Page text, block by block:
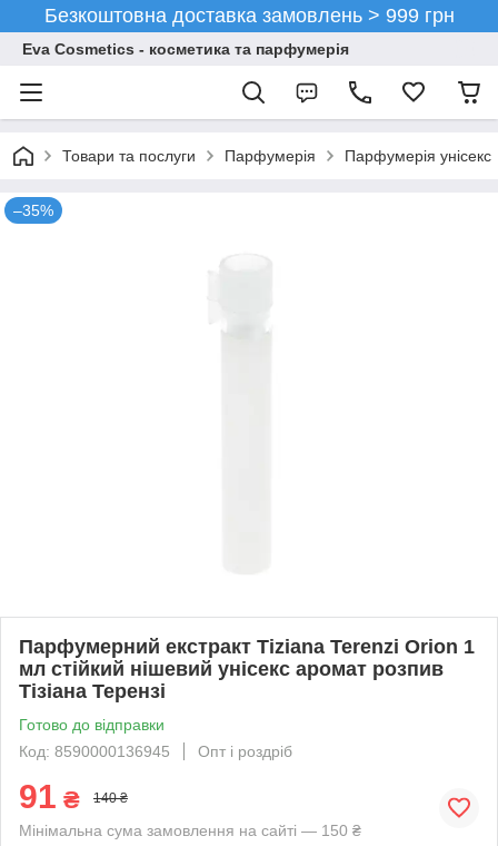
Безкоштовна доставка замовлень > 999 грн
Eva Cosmetics - косметика та парфумерія
Товари та послуги Парфумерія Парфумерія унісекс
–35%
Парфумерний екстракт Tiziana Terenzi Orion 1
мл стійкий нішевий унісекс аромат розпив
Тізіана Терензі
Готово до відправки
Код: 8590000136945
Опт і роздріб
91 ₴ 140 ₴
Мінімальна сума замовлення на сайті — 150 ₴